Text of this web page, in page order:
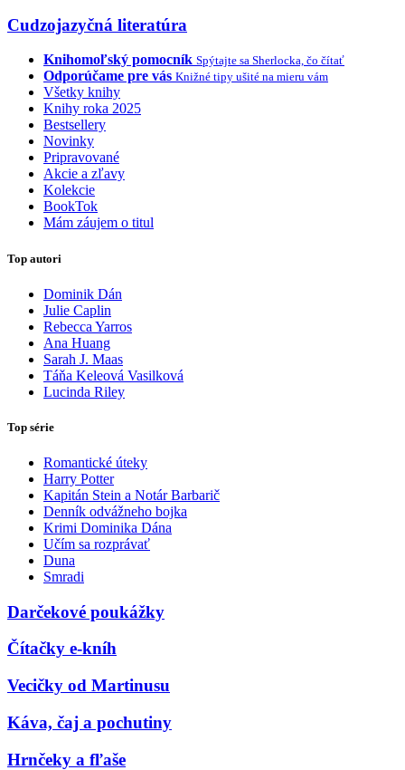
Cudzojazyčná literatúra
Knihomoľský pomocník Spýtajte sa Sherlocka, čo čítať
Odporúčame pre vás Knižné tipy ušité na mieru vám
Všetky knihy
Knihy roka 2025
Bestsellery
Novinky
Pripravované
Akcie a zľavy
Kolekcie
BookTok
Mám záujem o titul
Top autori
Dominik Dán
Julie Caplin
Rebecca Yarros
Ana Huang
Sarah J. Maas
Táňa Keleová Vasilková
Lucinda Riley
Top série
Romantické úteky
Harry Potter
Kapitán Stein a Notár Barbarič
Denník odvážneho bojka
Krimi Dominika Dána
Učím sa rozprávať
Duna
Smradi
Darčekové poukážky
Čítačky e-kníh
Vecičky od Martinusu
Káva, čaj a pochutiny
Hrnčeky a fľaše